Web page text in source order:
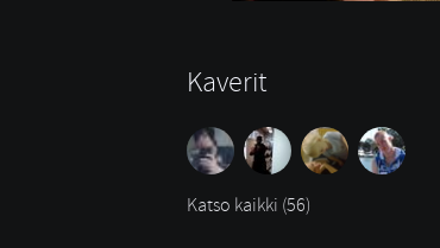
Kaverit
Katso kaikki (56)